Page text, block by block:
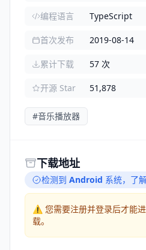
编程语言 TypeScript
首次发布 2019-08-14
累计下载 57 次
开源 Star 51,878
#音乐播放器
下载地址
检测到 Android 系统， 了
⚠️ 您需要注册并登录后才能
载。